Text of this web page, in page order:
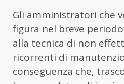
Gli amministratori che
figura nel breve
alla tecnica di non
ricorrenti di
conseguenza che,